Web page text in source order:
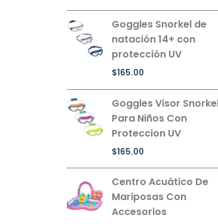
Goggles Snorkel de
natación 14+ con
protección UV
$165.00
Goggles Visor
Para Niños Con
Proteccion UV
$165.00
Centro Acuático De
Mariposas Con
Accesorios